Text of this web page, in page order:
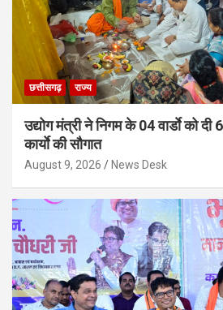
छत्तीसगढ़ राज्य
उद्योग मंत्री ने निगम के 04 वार्डाे को
कार्याे की सौगात
August 9, 2026 News Desk